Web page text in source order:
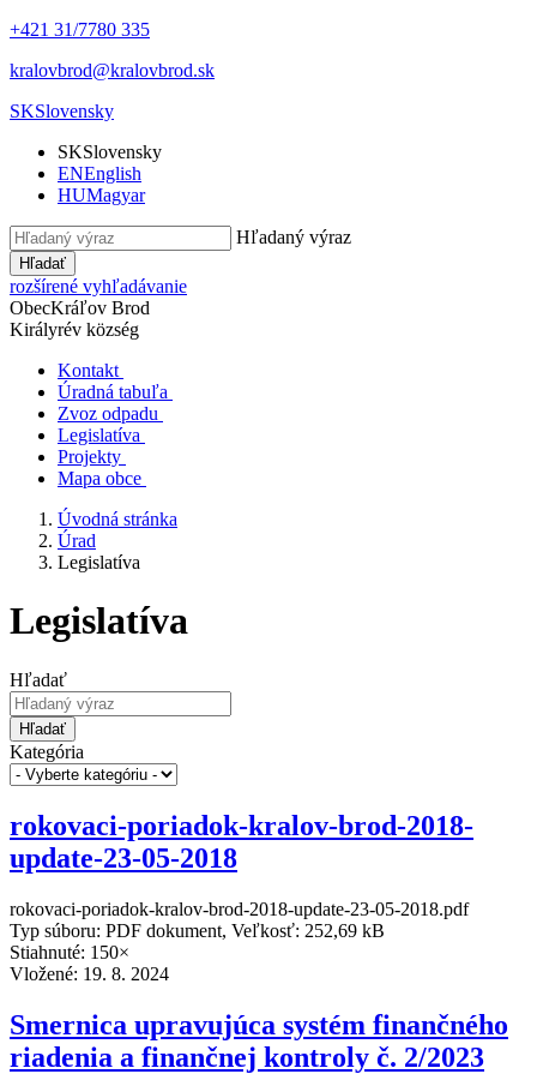
+421 31/7780 335
kralovbrod@kralovbrod.sk
SKSlovensky
SKSlovensky
ENEnglish
HUMagyar
Hľadaný výraz
Hľadať
rozšírené vyhľadávanie
ObecKráľov Brod
Királyrév község
Kontakt
Úradná tabuľa
Zvoz odpadu
Legislatíva
Projekty
Mapa obce
Úvodná stránka
Úrad
Legislatíva
Legislatíva
Hľadať
Hľadať
Kategória
rokovaci-poriadok-kralov-brod-2018-
update-23-05-2018
rokovaci-poriadok-kralov-brod-2018-update-23-05-2018.pdf
Typ súboru: PDF dokument, Veľkosť: 252,69 kB
Stiahnuté: 150×
Vložené: 19. 8. 2024
Smernica upravujúca systém finančného
riadenia a finančnej kontroly č. 2/2023